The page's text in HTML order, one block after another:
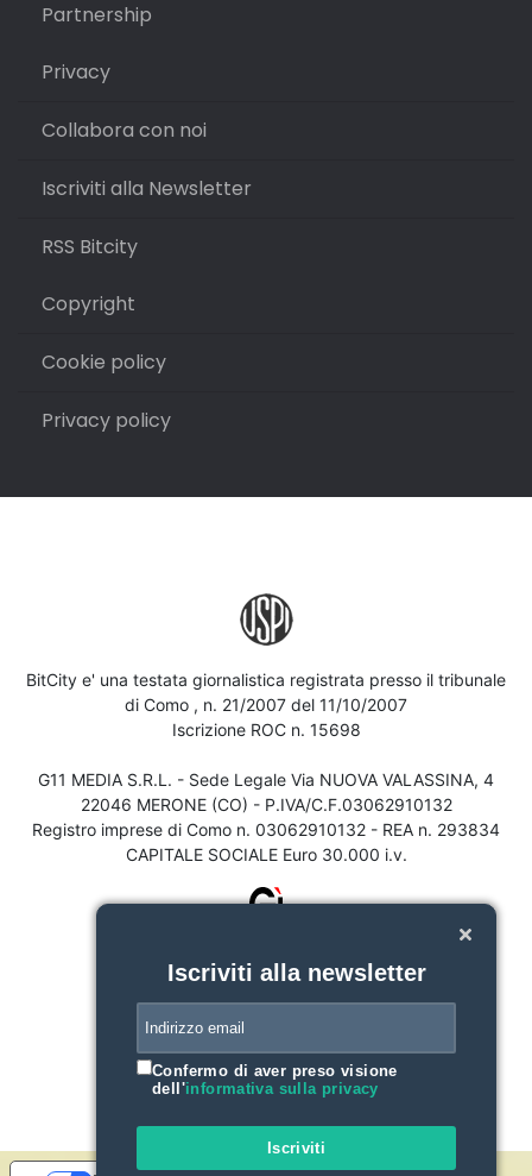
Partnership
Privacy
Collabora con noi
Iscriviti alla Newsletter
RSS Bitcity
Copyright
Cookie policy
Privacy policy
BitCity e' una testata giornalistica registrata presso il tribunale
di Como , n. 21/2007 del 11/10/2007
Iscrizione ROC n. 15698
G11 MEDIA S.R.L. - Sede Legale Via NUOVA VALASSINA, 4
22046 MERONE (CO) - P.IVA/C.F.03062910132
Registro imprese di Como n. 03062910132 - REA n. 293834
CAPITALE SOCIALE Euro 30.000 i.v.
Iscriviti alla newsletter
Confermo di aver preso visione
dell'informativa sulla privacy
Iscriviti